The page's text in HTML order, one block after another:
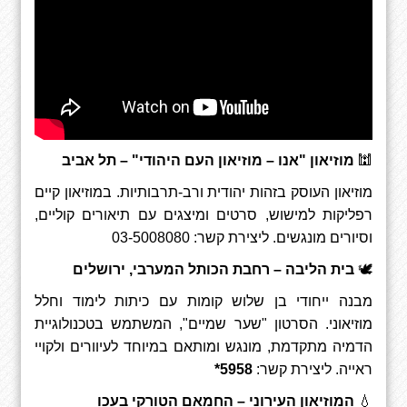
🕍 מוזיאון "אנו – מוזיאון העם היהודי" – תל אביב
מוזיאון העוסק בזהות יהודית ורב-תרבותיות. במוזיאון קיים
רפליקות למישוש, סרטים ומיצגים עם תיאורים קוליים,
וסיורים מונגשים. ליצירת קשר: 03-5008080
🕊 בית הליבה – רחבת הכותל המערבי, ירושלים
מבנה ייחודי בן שלוש קומות עם כיתות לימוד וחלל
מוזיאוני. הסרטון "שער שמיים", המשתמש בטכנולוגיית
הדמיה מתקדמת, מונגש ומותאם במיוחד לעיוורים ולקויי
ראייה. ליצירת קשר: 5958
*
💧 המוזיאון העירוני – החמאם הטורקי בעכו